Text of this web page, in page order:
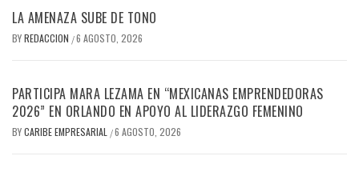
LA AMENAZA SUBE DE TONO
BYREDACCION /6 AGOSTO, 2026
PARTICIPA MARA LEZAMA EN “MEXICANAS EMPRENDEDORAS
2026” EN ORLANDO EN APOYO AL LIDERAZGO FEMENINO
BYCARIBE EMPRESARIAL /6 AGOSTO, 2026